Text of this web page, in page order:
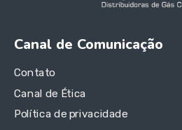
Canal de Comunicação
Contato
Canal de Ética
Política de privacidade